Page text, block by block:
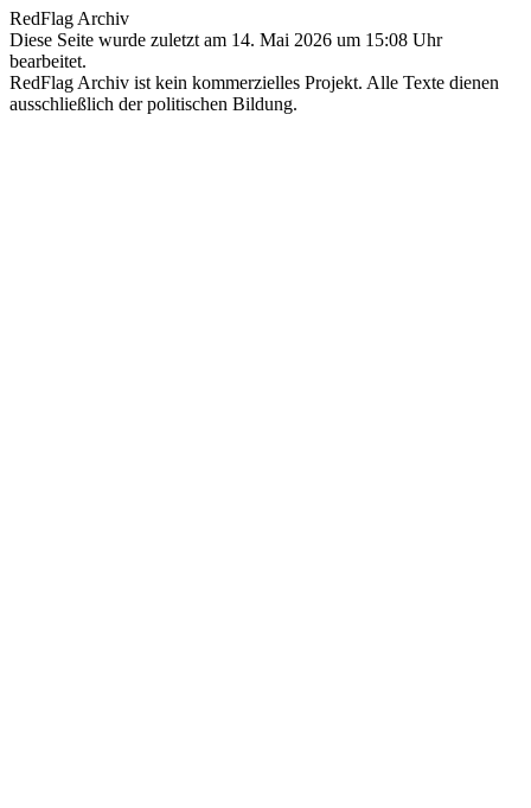
RedFlag Archiv
Diese Seite wurde zuletzt am 14. Mai 2026 um 15:08 Uhr
bearbeitet.
RedFlag Archiv ist kein kommerzielles Projekt. Alle Texte dienen
ausschließlich der politischen Bildung.